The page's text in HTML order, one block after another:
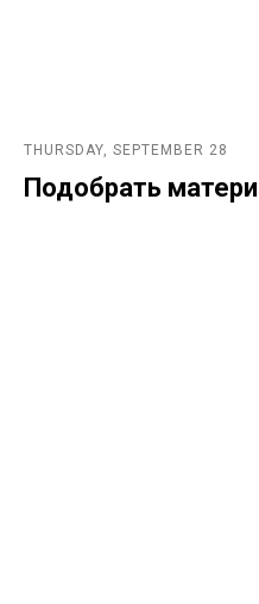
THURSDAY, SEPTEMBER 28
Подобрать